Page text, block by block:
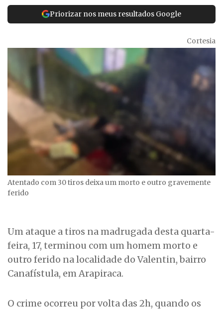
Priorizar nos meus resultados Google
Cortesia
Atentado com 30 tiros deixa um morto e outro gravemente
ferido
Um ataque a tiros na madrugada desta quarta-
feira, 17, terminou com um homem morto e
outro ferido na localidade do Valentin, bairro
Canafístula, em Arapiraca.
O crime ocorreu por volta das 2h, quando os